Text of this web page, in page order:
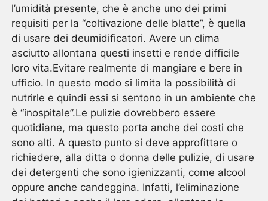
l’umidità presente, che è anche uno dei primi
requisiti per la “coltivazione delle blatte”, è quella
di usare dei deumidificatori. Avere un clima
asciutto allontana questi insetti e rende difficile
loro vita.Evitare realmente di mangiare e bere in
ufficio. In questo modo si limita la possibilità di
nutrirle e quindi essi si sentono in un ambiente che
è “inospitale”.Le pulizie dovrebbero essere
quotidiane, ma questo porta anche dei costi che
sono alti. A questo punto si deve approfittare o
richiedere, alla ditta o donna delle pulizie, di usare
dei detergenti che sono igienizzanti, come alcool
oppure anche candeggina. Infatti, l’eliminazione